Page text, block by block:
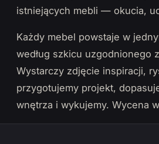
istniejących mebli — okucia,
Każdy mebel powstaje w
według szkicu uzgodnionego
Wystarczy zdjęcie inspiracji,
przygotujemy projekt,
wnętrza i wykujemy. Wycena